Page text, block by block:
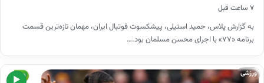
۷ ساعت قبل
به گزارش پلاس، حمید استیلی، پیشکسوت فوتبال ایران، مهمان تازه‌ترین قسمت
برنامه «۷۷» با اجرای محسن مسلمان بود.…
ورزشی